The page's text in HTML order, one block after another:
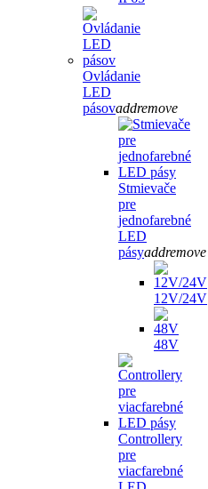
Ovládanie
LED
pásovaddremove
Stmievače
pre
jednofarebné
LED
pásyaddremove
12V/24V
48V
Controllery
pre
viacfarebné